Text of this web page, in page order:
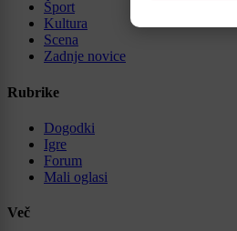
Šport
Kultura
Scena
Zadnje novice
Rubrike
Dogodki
Igre
Forum
Mali oglasi
Več